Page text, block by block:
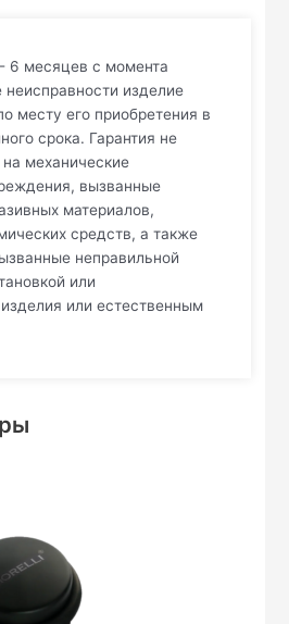
6 месяцев с момента
изделие
месту его приобретения в
срока. Гарантия не
механические
вызванные
материалов,
средств, а также
неправильной
или
или естественным